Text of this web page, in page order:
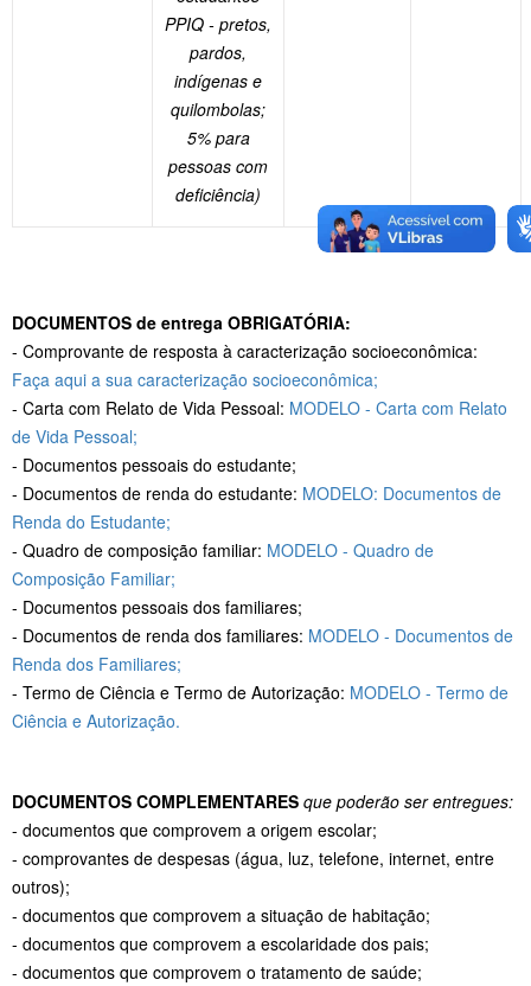
PPIQ - pretos,
pardos,
indígenas e
quilombolas;
5% para
pessoas com
deficiência)
DOCUMENTOS de entrega OBRIGATÓRIA:
- Comprovante de resposta à caracterização socioeconômica:
Faça aqui a sua caracterização socioeconômica;
- Carta com Relato de Vida Pessoal: MODELO - Carta com Relato
de Vida Pessoal;
- Documentos pessoais do estudante;
- Documentos de renda do estudante: MODELO: Documentos de
Renda do Estudante;
- Quadro de composição familiar: MODELO - Quadro de
Composição Familiar;
- Documentos pessoais dos familiares;
- Documentos de renda dos familiares: MODELO - Documentos de
Renda dos Familiares;
- Termo de Ciência e Termo de Autorização: MODELO - Termo de
Ciência e Autorização.
DOCUMENTOS COMPLEMENTARES que poderão ser entregues:
- documentos que comprovem a origem escolar;
- comprovantes de despesas (água, luz, telefone, internet, entre
outros);
- documentos que comprovem a situação de habitação;
- documentos que comprovem a escolaridade dos pais;
- documentos que comprovem o tratamento de saúde;